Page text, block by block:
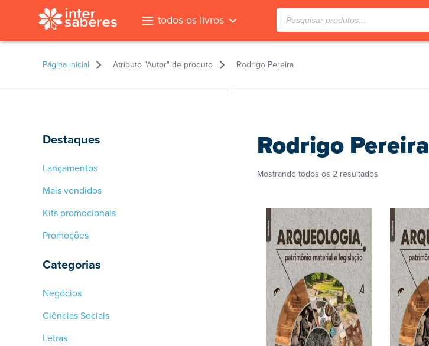
todos os livros Pesquisar
produtos
Página inicial Atributo "Autor" de produto Rodrigo Pereira
Destaques
Lançamentos
Mais vendidos
Kits promocionais
Promoções
Categorias
Negócios
Ciências Sociais
Letras
Rodrigo Pereira
Mostrando todos os 2 resultados